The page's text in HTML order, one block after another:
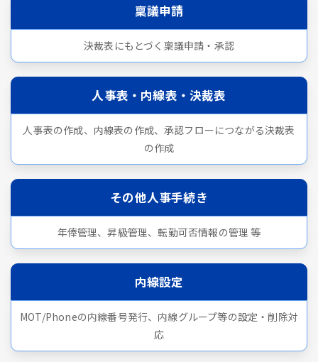
稟議申請
決裁表にもとづく稟議申請・承認
人事表・内線表・決裁表
人事表の作成、内線表の作成、承認フローにつながる決裁表
の作成
その他人事手続き
年俸管理、昇級管理、転勤可否情報の管理 等
内線設定
MOT/Phoneの内線番号発行、内線グループ等の設定・削除対
応